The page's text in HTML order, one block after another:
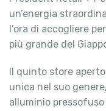
un’energia
l’ora di accogliere
più grande del
Il quinto store
unica nel suo
alluminio